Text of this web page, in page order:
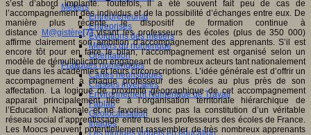
Métiers
Entrepreneuriat
Entreprises
Evolutions des métiers
Métiers du numérique
Orientation
Pratiques numériques
Cartes heuristiques
Classes inversées
Environnement Numérique de Travail
Fablab
Géolocalisation
Images
Les mondes virtuels en éducation
s’est d’abord implanté. Toutefois, il a été souvent fait peu de cas de
l’accompagnement des individus et de la possibilité d’échanges entre eux. De
manière plus récente, le dispositif de formation continue à
distance M@gistère[7]visant les professeurs des écoles (plus de 350 000)
affirme clairement son ambition d’accompagnement des apprenants. S’il est
encore tôt pour en faire le bilan, l’accompagnement est organisé selon un
modèle de démultiplication engageant de nombreux acteurs tant nationalement
que dans les académies et leurs circonscriptions. L’idée générale est d’offrir un
accompagnement à chaque professeur des écoles au plus près de son
affectation. La logique de proximité géographique de cet accompagnement
apparait principalement liée à l’organisation territoriale hiérarchique de
l’Education Nationale et ne favorise donc pas la constitution d’un véritable
réseau social d’apprentissage entre tous les professeurs des écoles de France.
Les Moocs peuvent potentiellement rassembler de très nombreux apprenants